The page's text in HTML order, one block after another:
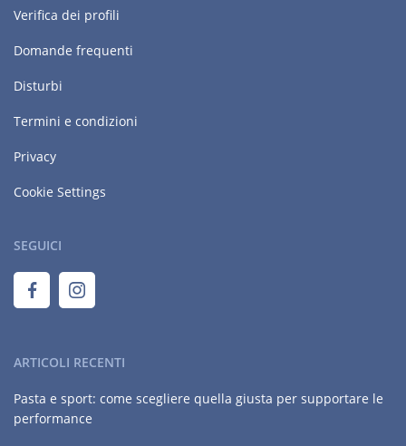
Verifica dei profili
Domande frequenti
Disturbi
Termini e condizioni
Privacy
Cookie Settings
SEGUICI
ARTICOLI RECENTI
Pasta e sport: come scegliere quella giusta per supportare le
performance